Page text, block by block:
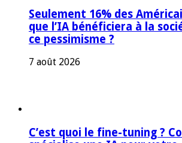
Seulement 16% des
que l’IA bénéficiera à la
ce pessimisme ?
7 août 2026
C’est quoi le fine-tuning ?